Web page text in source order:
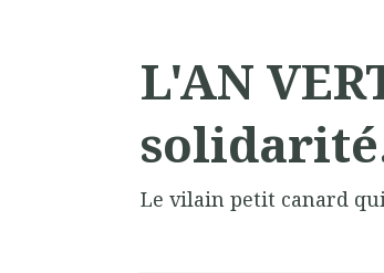
L'AN
Le vilain petit canard